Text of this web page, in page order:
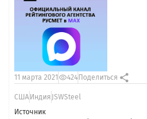
Источник
11 марта 2021 424 Поделиться
США Индия JSWSteel